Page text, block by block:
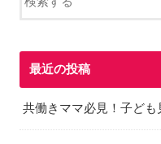
最近の投稿
共働きママ必見！子ども